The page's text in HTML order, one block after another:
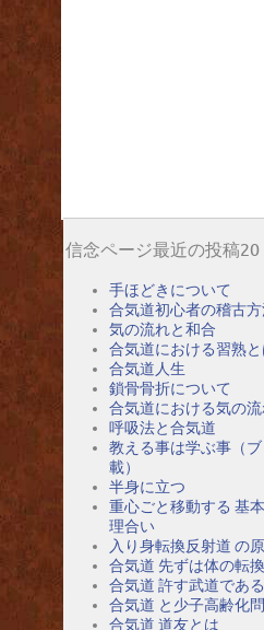
信念ページ最近の投稿20
手ほどきについて
合気道初心者の稽古
気の流れと和合
合気道における習熟と
合気道人生
鎖骨骨折について
合気道における気の
呼吸法と合気道
教える事は学ぶ事（
載）
半身に立つ
重心ごと移動する 基
理合い
入り身転換反射道 の
合気道 先ずは体の転
合気道 許す武道であ
合気道 と少子高齢化
合気道 道友とは